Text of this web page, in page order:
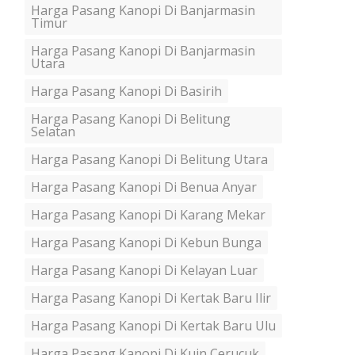
Harga Pasang Kanopi Di Banjarmasin
Timur
Harga Pasang Kanopi Di Banjarmasin
Utara
Harga Pasang Kanopi Di Basirih
Harga Pasang Kanopi Di Belitung
Selatan
Harga Pasang Kanopi Di Belitung Utara
Harga Pasang Kanopi Di Benua Anyar
Harga Pasang Kanopi Di Karang Mekar
Harga Pasang Kanopi Di Kebun Bunga
Harga Pasang Kanopi Di Kelayan Luar
Harga Pasang Kanopi Di Kertak Baru Ilir
Harga Pasang Kanopi Di Kertak Baru Ulu